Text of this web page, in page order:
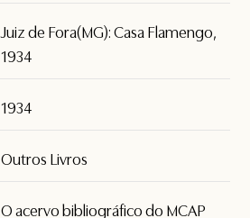
Juiz de Fora(MG): Casa Flamengo,
1934
1934
Outros Livros
O acervo bibliográfico do MCAP